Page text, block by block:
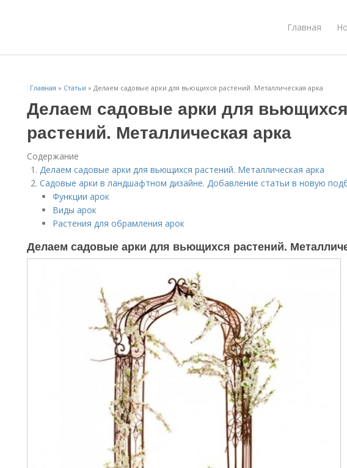
Главная
Главная » Статьи » Делаем садовые арки для вьющихся растений. Металлическая арка
Делаем садовые арки для вьющихся
растений. Металлическая арка
Содержание
Делаем садовые арки для вьющихся растений. Металлическая арка
Садовые арки в ландшафтном дизайне. Добавление статьи в новую
Функции арок
Виды арок
Растения для обрамления арок
Делаем садовые арки для вьющихся растений.